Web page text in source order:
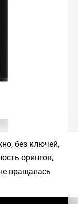
без ключей,
орингов,
вращалась